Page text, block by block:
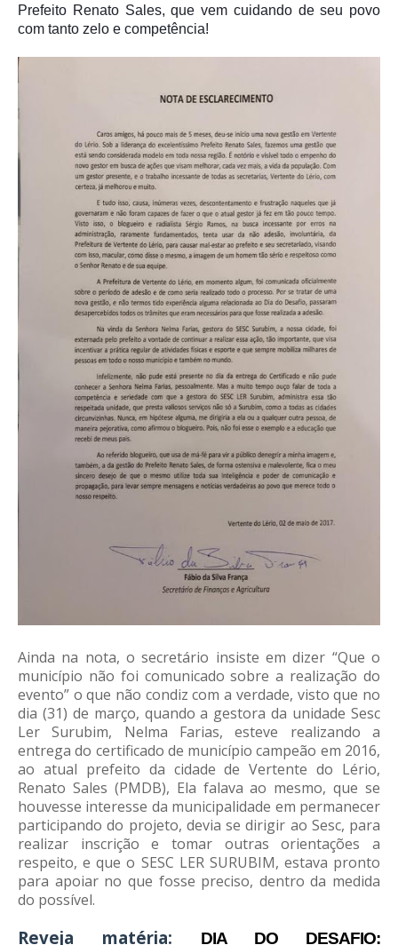
Prefeito Renato Sales, que vem cuidando de seu povo
com tanto zelo e competência!
Ainda na nota, o secretário insiste em dizer “Que o
município não foi comunicado sobre a realização do
evento” o que não condiz com a verdade, visto que no
dia (31) de março, quando a gestora da unidade Sesc
Ler Surubim, Nelma Farias, esteve realizando a
entrega do certificado de município campeão em 2016,
ao atual prefeito da cidade de Vertente do Lério,
Renato Sales (PMDB), Ela falava ao mesmo, que se
houvesse interesse da municipalidade em permanecer
participando do projeto, devia se dirigir ao Sesc, para
realizar inscrição e tomar outras orientações a
respeito, e que o SESC LER SURUBIM, estava pronto
para apoiar no que fosse preciso, dentro da medida
do possível.
Reveja matéria: DIA DO DESAFIO: